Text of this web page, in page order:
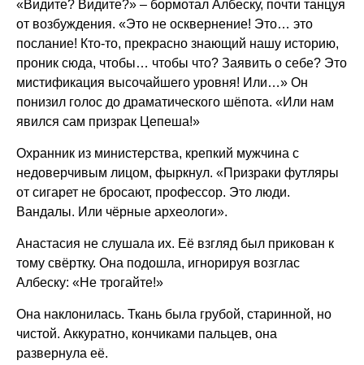
«Видите? Видите?» – бормотал Албеску, почти танцуя
от возбуждения. «Это не осквернение! Это… это
послание! Кто-то, прекрасно знающий нашу историю,
проник сюда, чтобы… чтобы что? Заявить о себе? Это
мистификация высочайшего уровня! Или…» Он
понизил голос до драматического шёпота. «Или нам
явился сам призрак Цепеша!»
Охранник из министерства, крепкий мужчина с
недоверчивым лицом, фыркнул. «Призраки футляры
от сигарет не бросают, профессор. Это люди.
Вандалы. Или чёрные археологи».
Анастасия не слушала их. Её взгляд был прикован к
тому свёртку. Она подошла, игнорируя возглас
Албеску: «Не трогайте!»
Она наклонилась. Ткань была грубой, старинной, но
чистой. Аккуратно, кончиками пальцев, она
развернула её.